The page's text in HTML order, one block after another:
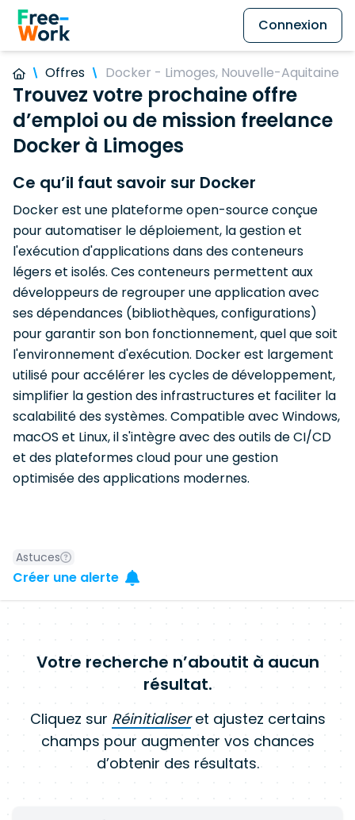
Connexion
Offres Docker - Limoges, Nouvelle-Aquitaine
Trouvez votre prochaine offre
d’emploi ou de mission freelance
Docker à Limoges
Ce qu’il faut savoir sur Docker
Docker est une plateforme open-source conçue
pour automatiser le déploiement, la gestion et
l'exécution d'applications dans des conteneurs
légers et isolés. Ces conteneurs permettent aux
développeurs de regrouper une application avec
ses dépendances (bibliothèques, configurations)
pour garantir son bon fonctionnement, quel que soit
l'environnement d'exécution. Docker est largement
utilisé pour accélérer les cycles de développement,
simplifier la gestion des infrastructures et faciliter la
scalabilité des systèmes. Compatible avec Windows,
macOS et Linux, il s'intègre avec des outils de CI/CD
et des plateformes cloud pour une gestion
optimisée des applications modernes.
Astuces
Créer une alerte
Votre recherche n’aboutit à aucun
résultat.
Cliquez sur Réinitialiseret ajustez certains
champs pour augmenter vos chances
d’obtenir des résultats.